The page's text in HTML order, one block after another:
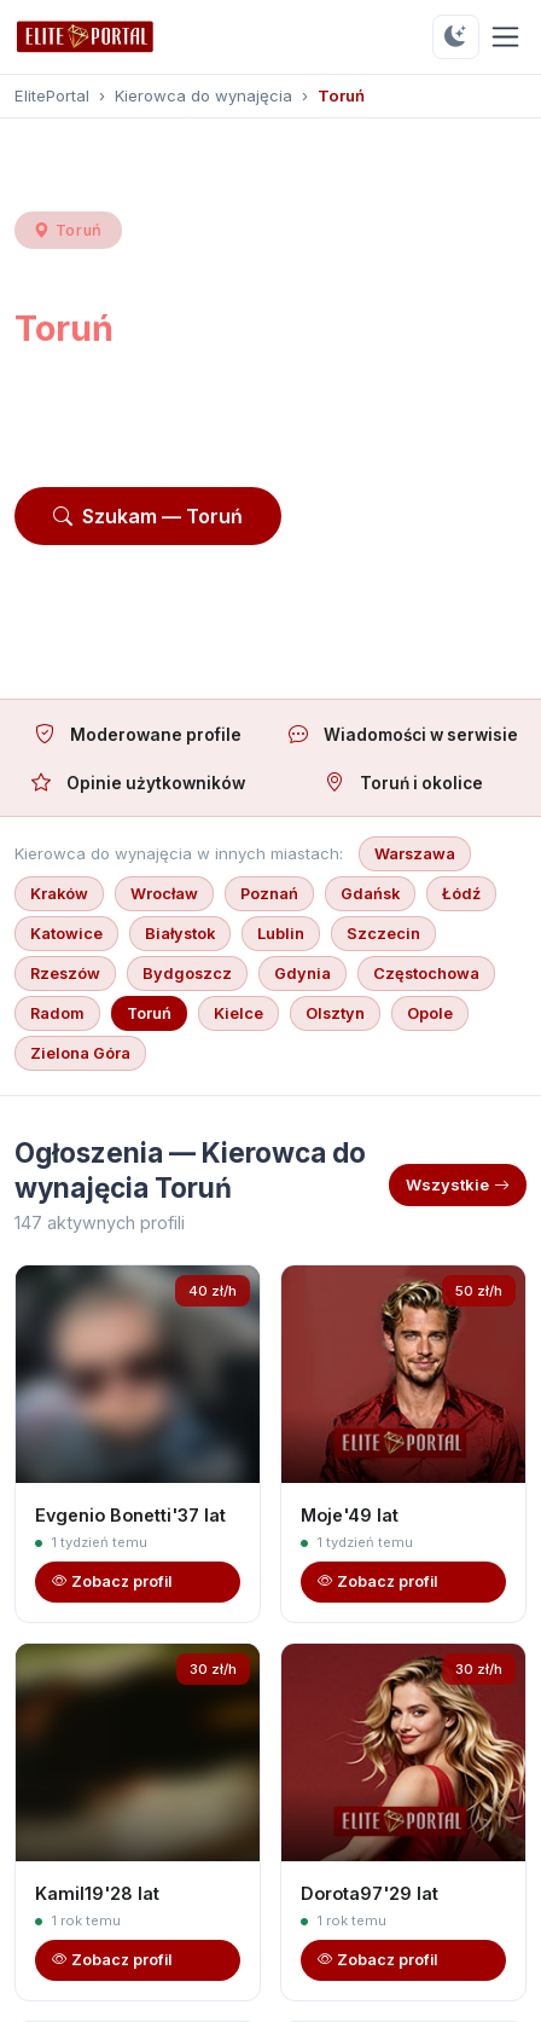
ElitePortal › Kierowca do wynajęcia › Toruń
Toruń
Toruń
Szukam — Toruń
Moderowane profile Wiadomości w serwisie
Opinie użytkowników Toruń i okolice
Kierowca do wynajęcia w innych miastach: Warszawa
Kraków Wrocław Poznań Gdańsk Łódź
Katowice Białystok Lublin Szczecin
Rzeszów Bydgoszcz Gdynia Częstochowa
Radom Toruń Kielce Olsztyn Opole
Zielona Góra
Ogłoszenia — Kierowca do
wynajęcia Toruń
147 aktywnych profili
Wszystkie
40 zł/h
Evgenio Bonetti'37 lat
1 tydzień temu
Zobacz profil
50 zł/h
Moje'49 lat
1 tydzień temu
Zobacz profil
30 zł/h
Kamil19'28 lat
1 rok temu
Zobacz profil
30 zł/h
Dorota97'29 lat
1 rok temu
Zobacz profil